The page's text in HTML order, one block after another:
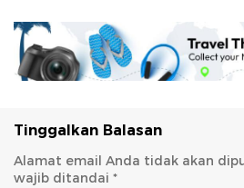
Tinggalkan Balasan
Alamat email Anda tidak akan
wajib ditandai *